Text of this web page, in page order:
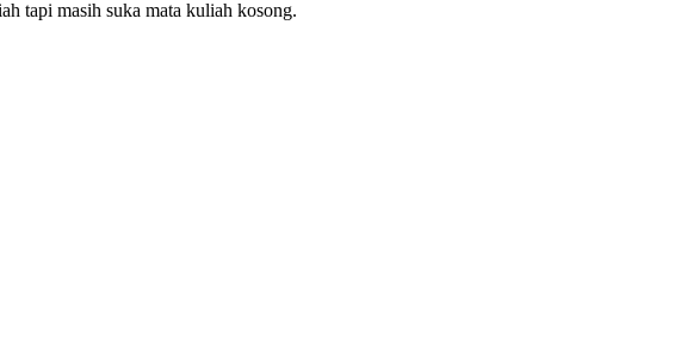
tapi masih suka mata kuliah kosong.